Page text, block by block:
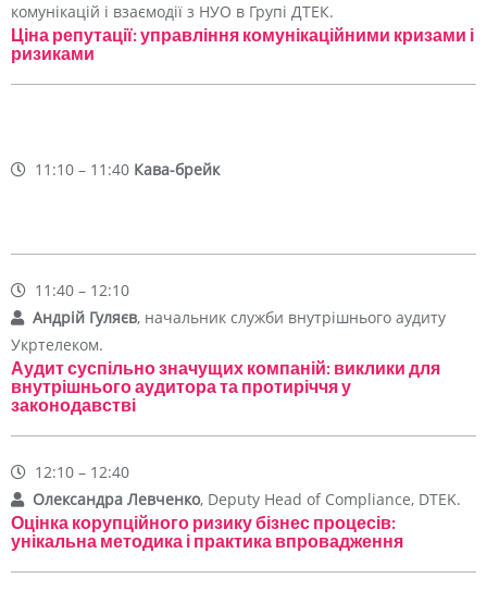
комунікацій і взаємодії з НУО в Групі ДТЕК.
Ціна репутації: управління комунікаційними кризами і
ризиками
11:10 – 11:40 Кава-брейк
11:40 – 12:10
Андрій Гуляєв, начальник служби внутрішнього аудиту
Укртелеком.
Аудит суспільно значущих компаній: виклики для
внутрішнього аудитора та протиріччя у
законодавстві
12:10 – 12:40
Олександра Левченко, Deputy Head of Compliance, DTEK.
Оцінка корупційного ризику бізнес процесів:
унікальна методика і практика впровадження